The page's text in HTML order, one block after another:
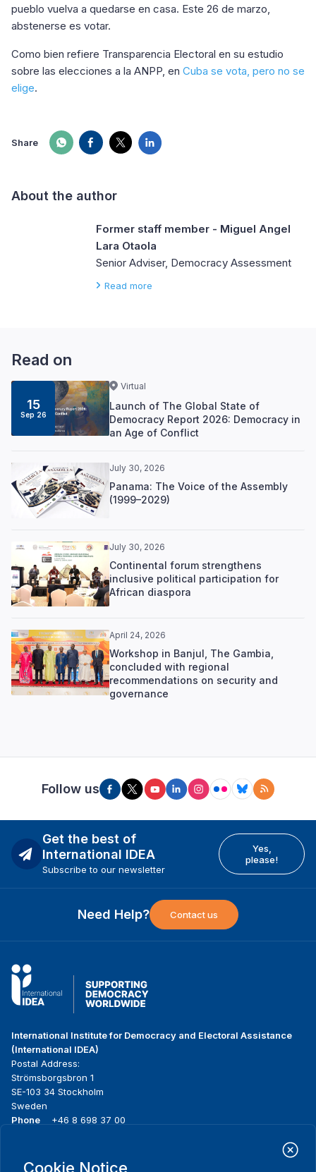
pueblo vuelva a quedarse en casa. Este 26 de marzo,
abstenerse es votar.
Como bien refiere Transparencia Electoral en su estudio
sobre las elecciones a la ANPP, en Cuba se vota, pero no se
elige.
Share
About the author
Former staff member - Miguel Angel
Lara Otaola
Senior Adviser, Democracy Assessment
Read more
Read on
15
Sep 26
Virtual
Launch of The Global State of
Democracy Report 2026: Democracy in
an Age of Conflict
July 30, 2026
Panama: The Voice of the Assembly
(1999–2029)
July 30, 2026
Continental forum strengthens
inclusive political participation for
African diaspora
April 24, 2026
Workshop in Banjul, The Gambia,
concluded with regional
recommendations on security and
governance
Follow us
Get the best of
International IDEA
Subscribe to our newsletter
Yes,
please!
Need Help? Contact us
International Institute for Democracy and Electoral Assistance
(International IDEA)
Postal Address:
Strömsborgsbron 1
SE-103 34 Stockholm
Sweden
Phone
+46 8 698 37 00
Cookie Notice